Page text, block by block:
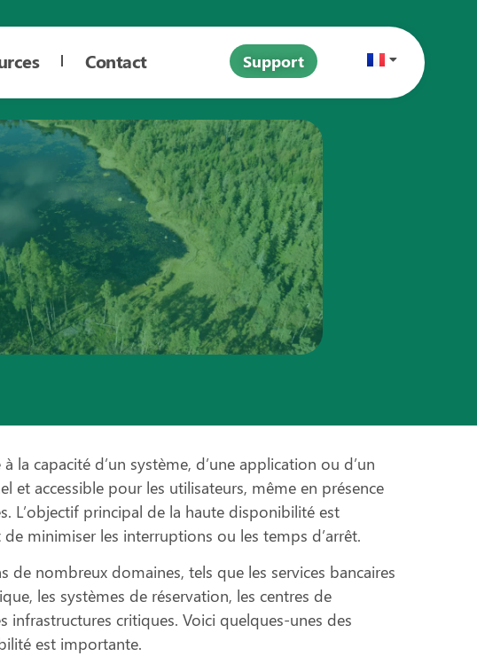
Contact Support
la capacité d’un système, d’une application ou d’un
et accessible pour les utilisateurs, même en présence
L’objectif principal de la haute disponibilité est
minimiser les interruptions ou les temps d’arrêt.
de nombreux domaines, tels que les services bancaires
les systèmes de réservation, les centres de
infrastructures critiques. Voici quelques-unes des
est importante.